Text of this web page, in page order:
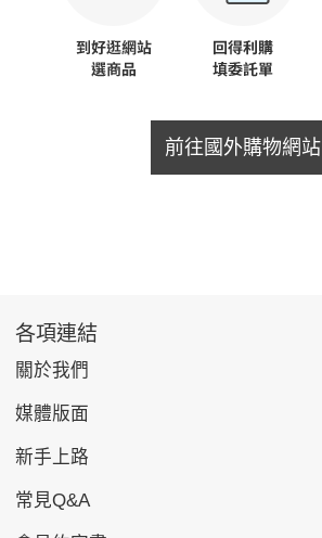
前往國外購物網站
各項連結
關於我們
媒體版面
新手上路
常見Q&A